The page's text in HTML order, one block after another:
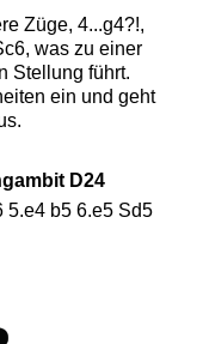
Züge, 4...g4?!,
was zu einer
Stellung führt.
ein und geht
D24
5.e4 b5 6.e5 Sd5